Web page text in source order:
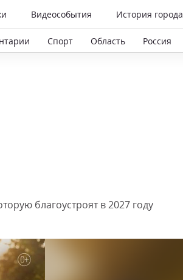
Видеособытия История города
Спорт Область Россия
благоустроят в 2027 году